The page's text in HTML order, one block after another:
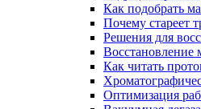
Как подобрать
Почему стареет
Решения для
Как читать
Оптимизация